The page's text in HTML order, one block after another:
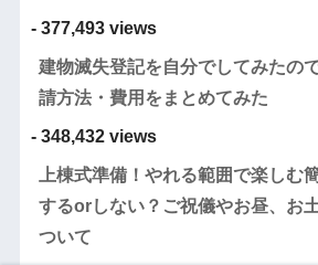
- 377,493 views
建物滅失登記を自分でしてみたの
請方法・費用をまとめてみた
- 348,432 views
上棟式準備！やれる範囲で楽し
するorしない？ご祝儀やお昼、お
ついて